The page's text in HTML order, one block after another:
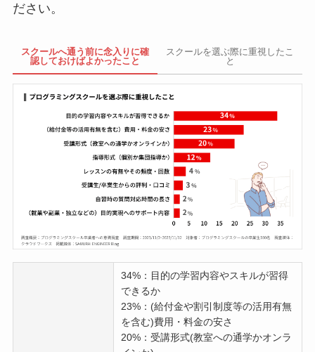
ださい。
スクールへ通う前に念入りに確
認しておけばよかったこと
スクールを選ぶ際に重視したこ
と
34%：目的の学習内容やスキルが習得
できるか
23%：(給付金や割引制度等の活用有無
を含む)費用・料金の安さ
20%：受講形式(教室への通学かオンラ